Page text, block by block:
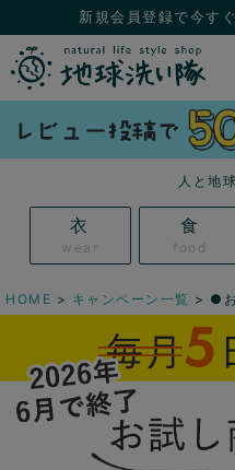
新規会員登録で今す
人と地
衣
wear
食
food
HOME キャンペーン一覧 ●